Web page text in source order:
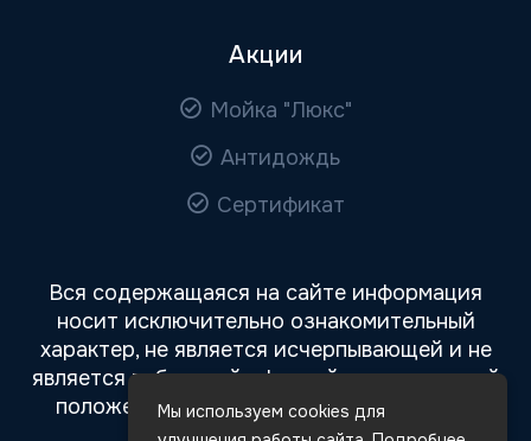
Акции
Мойка "Люкс"
Антидождь
Сертификат
Вся содержащаяся на сайте информация
носит исключительно ознакомительный
характер, не является исчерпывающей и не
является публичной офертой, определяемой
положениями статьи 437 Гражданского
кодекса РФ.
Мы используем cookies для